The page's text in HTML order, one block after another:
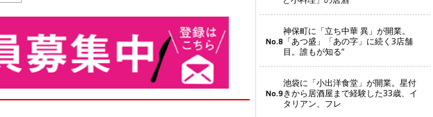
No.8
神保町に「立ち中華 異」が開業。
「あつ盛」「あの字」に続く3店舗
目。誰もが知る“
No.9
池袋に「小出洋食堂」が開業。星付
きから居酒屋まで経験した33歳、イ
タリアン、フレ